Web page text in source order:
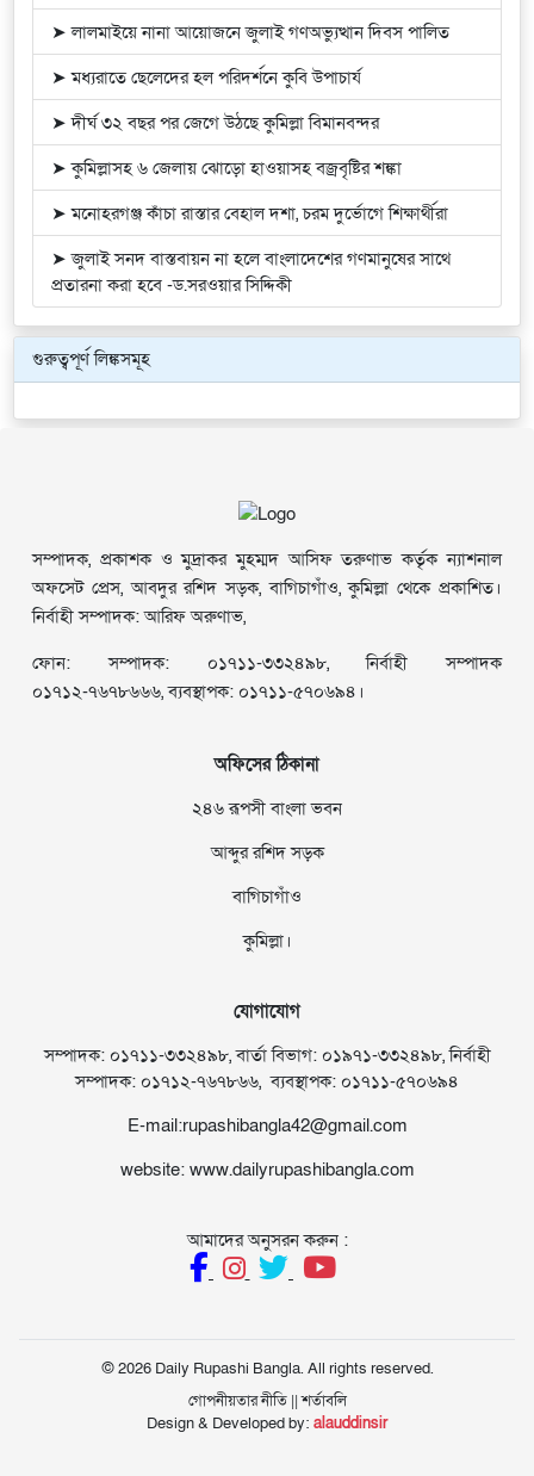
➤ লালমাইয়ে নানা আয়োজনে জুলাই গণঅভ্যুত্থান দিবস পালিত
➤ মধ্যরাতে ছেলেদের হল পরিদর্শনে কুবি উপাচার্য
➤ দীর্ঘ ৩২ বছর পর জেগে উঠছে কুমিল্লা বিমানবন্দর
➤ কুমিল্লাসহ ৬ জেলায় ঝোড়ো হাওয়াসহ বজ্রবৃষ্টির শঙ্কা
➤ মনোহরগঞ্জ কাঁচা রাস্তার বেহাল দশা, চরম দুর্ভোগে শিক্ষার্থীরা
➤ জুলাই সনদ বাস্তবায়ন না হলে বাংলাদেশের গণমানুষের সাথে
প্রতারনা করা হবে -ড.সরওয়ার সিদ্দিকী
গুরুত্বপূর্ণ লিঙ্কসমূহ
সম্পাদক, প্রকাশক ও মুদ্রাকর মুহম্মদ আসিফ তরুণাভ কর্তৃক ন্যাশনাল
অফসেট প্রেস, আবদুর রশিদ সড়ক, বাগিচাগাঁও, কুমিল্লা থেকে প্রকাশিত।
নির্বাহী সম্পাদক: আরিফ অরুণাভ,
ফোন: সম্পাদক: ০১৭১১-৩৩২৪৯৮, নির্বাহী সম্পাদক
০১৭১২-৭৬৭৮৬৬৬, ব্যবস্থাপক: ০১৭১১-৫৭০৬৯৪।
অফিসের ঠিকানা
২৪৬ রূপসী বাংলা ভবন
আব্দুর রশিদ সড়ক
বাগিচাগাঁও
কুমিল্লা।
যোগাযোগ
সম্পাদক: ০১৭১১-৩৩২৪৯৮, বার্তা বিভাগ: ০১৯৭১-৩৩২৪৯৮, নির্বাহী
সম্পাদক: ০১৭১২-৭৬৭৮৬৬, ব্যবস্থাপক: ০১৭১১-৫৭০৬৯৪
E-mail:rupashibangla42@gmail.com
website: www.dailyrupashibangla.com
আমাদের অনুসরন করুন :
© 2026 Daily Rupashi Bangla. All rights reserved.
গোপনীয়তার নীতি||শর্তাবলি
Design & Developed by: alauddinsir